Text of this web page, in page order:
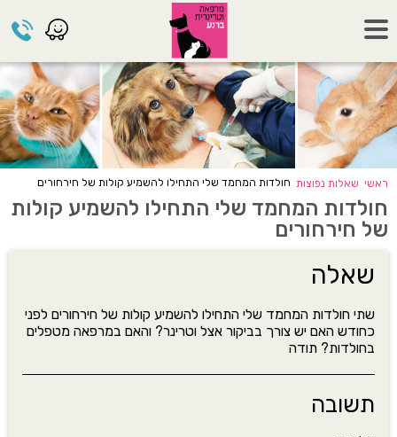
ראשי שאלות נפוצות חולדות המחמד שלי התחילו להשמיע קולות של חירחורים
חולדות המחמד שלי התחילו להשמיע קולות
של חירחורים
שאלה
שתי חולדות המחמד שלי התחילו להשמיע קולות של חירחורים לפני
כחודש האם יש צורך בביקור אצל וטרינר? והאם במרפאה מטפלים
בחולדות? תודה
תשובה